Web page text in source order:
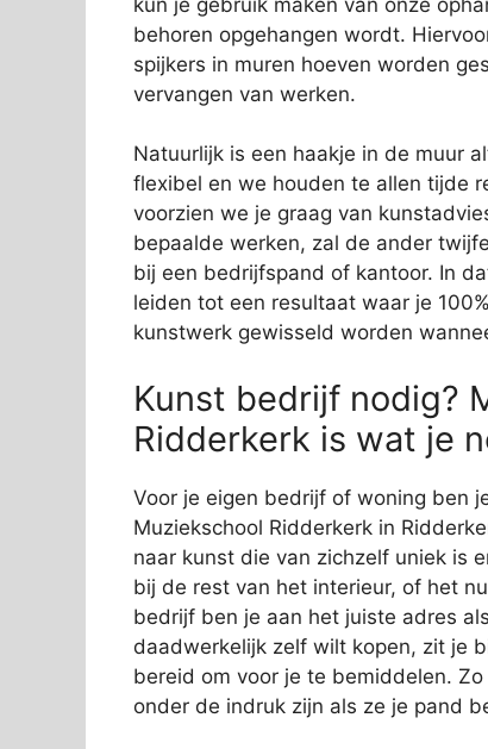
behoren opgehangen wordt.
spijkers in muren hoeven worden
vervangen van werken.
Natuurlijk is een haakje in de muur
flexibel en we houden te allen tijde
voorzien we je graag van
bepaalde werken, zal de ander
bij een bedrijfspand of kantoor. In
leiden tot een resultaat waar je
kunstwerk gewisseld worden
Kunst bedrijf nodig?
Ridderkerk is wat je
Voor je eigen bedrijf of woning ben
Muziekschool Ridderkerk in
naar kunst die van zichzelf uniek is
bij de rest van het interieur, of het
bedrijf ben je aan het juiste adres
daadwerkelijk zelf wilt kopen, zit je
bereid om voor je te bemiddelen.
onder de indruk zijn als ze je pand